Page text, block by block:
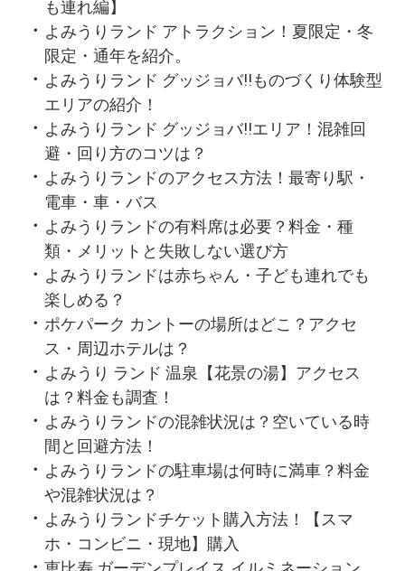
も連れ編】
よみうりランド アトラクション！夏限定・冬
限定・通年を紹介。
よみうりランド グッジョバ!!ものづくり体験型
エリアの紹介！
よみうりランド グッジョバ!!エリア！混雑回
避・回り方のコツは？
よみうりランドのアクセス方法！最寄り駅・
電車・車・バス
よみうりランドの有料席は必要？料金・種
類・メリットと失敗しない選び方
よみうりランドは赤ちゃん・子ども連れでも
楽しめる？
ポケパーク カントーの場所はどこ？アクセ
ス・周辺ホテルは？
よみうり ランド 温泉【花景の湯】アクセス
は？料金も調査！
よみうりランドの混雑状況は？空いている時
間と回避方法！
よみうりランドの駐車場は何時に満車？料金
や混雑状況は？
よみうりランドチケット購入方法！【スマ
ホ・コンビニ・現地】購入